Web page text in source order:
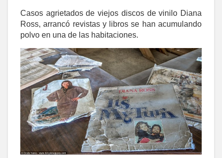
Casos agrietados de viejos discos de vinilo Diana
Ross, arrancó revistas y libros se han acumulando
polvo en una de las habitaciones.